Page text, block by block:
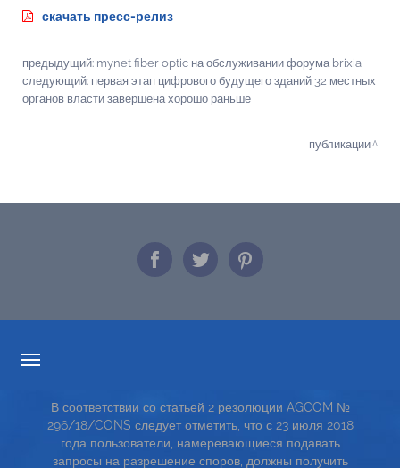
скачать пресс-релиз
предыдущий: mynet fiber optic на обслуживании форума brixia
следующий: первая этап цифрового будущего зданий 32 местных
органов власти завершена хорошо раньше
публикации
СЕРВИСНАЯ КАРТА
TOP RICERCHE
В соответствии со статьей 2 резолюции AGCOM №
296/18/CONS следует отметить, что с 23 июля 2018
года пользователи, намеревающиеся подавать
запросы на разрешение споров, должны получить